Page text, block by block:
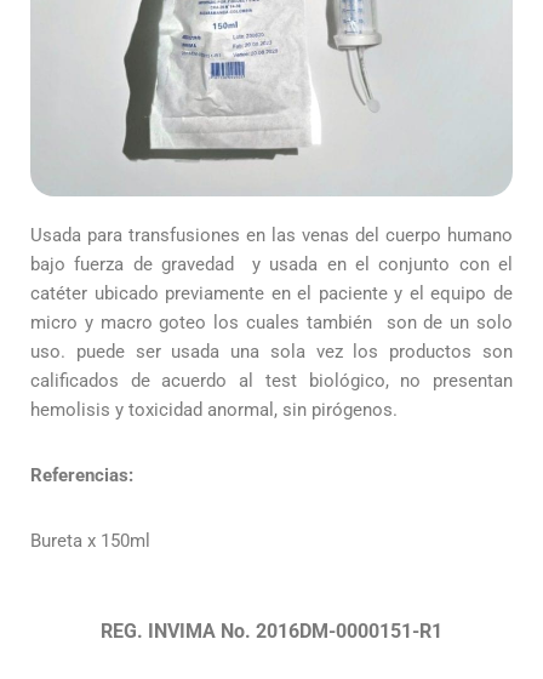
Usada para transfusiones en las venas del cuerpo humano
bajo fuerza de gravedad y usada en el conjunto con el
catéter ubicado previamente en el paciente y el equipo de
micro y macro goteo los cuales también son de un solo
uso. puede ser usada una sola vez los productos son
calificados de acuerdo al test biológico, no presentan
hemolisis y toxicidad anormal, sin pirógenos.
Referencias:
Bureta x 150ml
REG. INVIMA No. 2016DM-0000151-R1